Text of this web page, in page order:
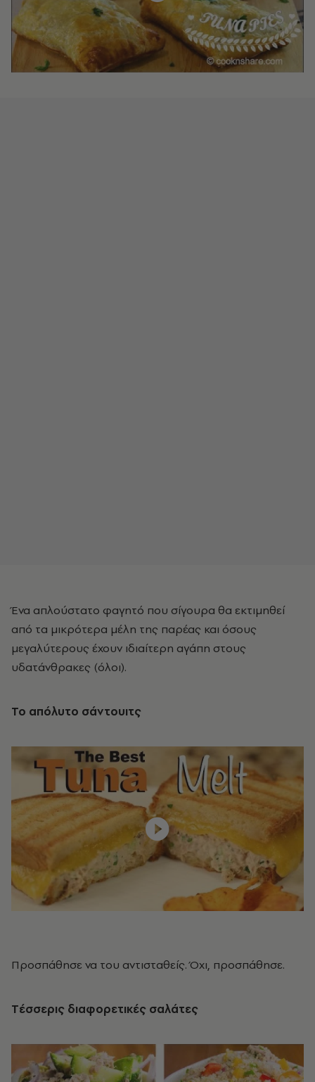
Ένα απλούστατο φαγητό που σίγουρα θα εκτιμηθεί
από τα μικρότερα μέλη της παρέας και όσους
μεγαλύτερους έχουν ιδιαίτερη αγάπη στους
υδατάνθρακες (όλοι).
Το απόλυτο σάντουιτς
Προσπάθησε να του αντισταθείς. Όχι, προσπάθησε.
Tέσσερις διαφορετικές σαλάτες